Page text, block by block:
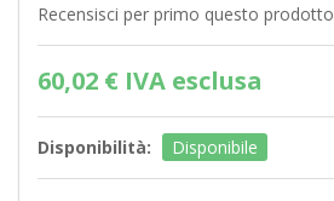
Recensisci per primo questo prodotto
60,02 € IVA esclusa
Disponibilità: Disponibile